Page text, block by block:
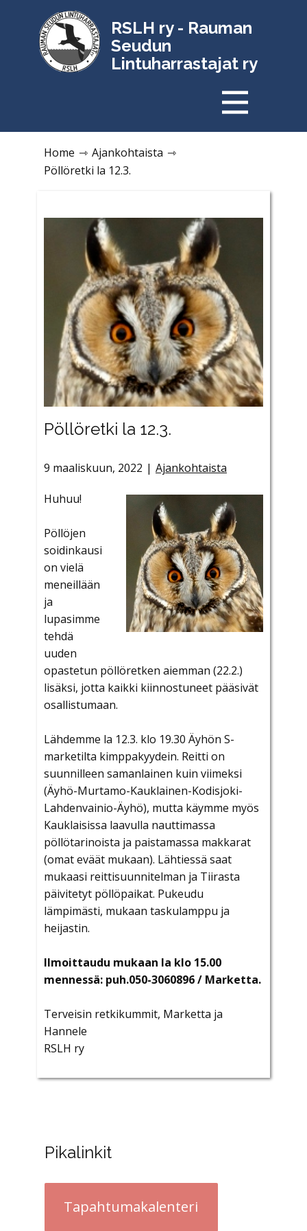
RSLH ry - Rauman
Seudun
Lintuharrastajat ry
Home ⇾ Ajankohtaista ⇾
Pöllöretki la 12.3.
Pöllöretki la 12.3.
9 maaliskuun, 2022 Ajankohtaista
Huhuu!
Pöllöjen
soidinkausi
on vielä
meneillään
ja
lupasimme
tehdä
uuden
opastetun pöllöretken aiemman (22.2.)
lisäksi, jotta kaikki kiinnostuneet pääsivät
osallistumaan.
Lähdemme la 12.3. klo 19.30 Äyhön S-
marketilta kimppakyydein. Reitti on
suunnilleen samanlainen kuin viimeksi
(Äyhö-Murtamo-Kauklainen-Kodisjoki-
Lahdenvainio-Äyhö), mutta käymme myös
Kauklaisissa laavulla nauttimassa
pöllötarinoista ja paistamassa makkarat
(omat eväät mukaan). Lähtiessä saat
mukaasi reittisuunnitelman ja Tiirasta
päivitetyt pöllöpaikat. Pukeudu
lämpimästi, mukaan taskulamppu ja
heijastin.
Ilmoittaudu mukaan la klo 15.00
mennessä: puh.‪050-3060896‬ / Marketta.
Terveisin retkikummit, Marketta ja
Hannele
RSLH ry
Pikalinkit
Tapahtumakalenteri